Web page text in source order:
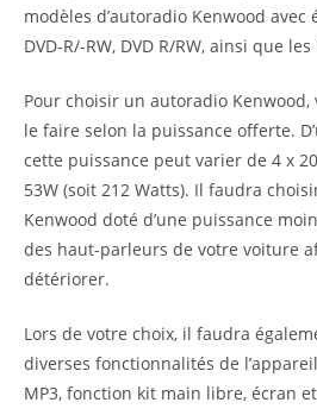
modèles d’autoradio Kenwood
DVD-R/-RW, DVD R/RW, ainsi que les
Pour choisir un autoradio Kenwood,
le faire selon la puissance offerte.
cette puissance peut varier de 4 x
53W (soit 212 Watts). Il faudra
Kenwood doté d’une puissance
des haut-parleurs de votre voiture
détériorer.
Lors de votre choix, il faudra
diverses fonctionnalités de
MP3, fonction kit main libre, écran